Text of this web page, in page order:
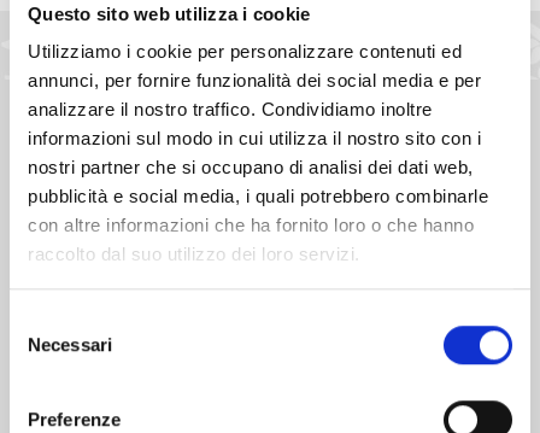
Questo sito web utilizza i cookie
Utilizziamo i cookie per personalizzare contenuti ed
annunci, per fornire funzionalità dei social media e per
analizzare il nostro traffico. Condividiamo inoltre
informazioni sul modo in cui utilizza il nostro sito con i
nostri partner che si occupano di analisi dei dati web,
pubblicità e social media, i quali potrebbero combinarle
con altre informazioni che ha fornito loro o che hanno
raccolto dal suo utilizzo dei loro servizi.
delNecessari
Preferenze
Pubblicato: 15 Settembre 2020
L’agenzia
Attività